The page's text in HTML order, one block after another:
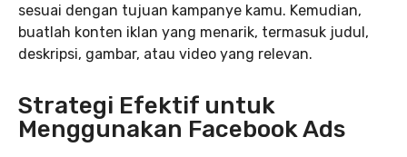
sesuai dengan tujuan kampanye kamu. Kemudian,
buatlah konten iklan yang menarik, termasuk judul,
deskripsi, gambar, atau video yang relevan.
Strategi Efektif untuk
Menggunakan Facebook Ads